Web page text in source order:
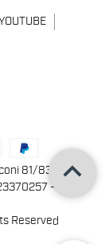
YOUTUBE
81/83,
-
Reserved
keyboard_arrow_up